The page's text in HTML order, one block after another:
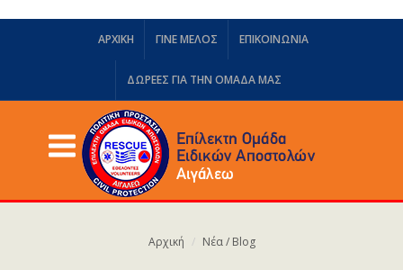
ΑΡΧΙΚΗ ΓΙΝΕ ΜΕΛΟΣ ΕΠΙΚΟΙΝΩΝΙΑ
ΔΩΡΕΈΣ ΓΙΑ ΤΗΝ ΟΜΆΔΑ ΜΑΣ
Αρχική Νέα / Blog